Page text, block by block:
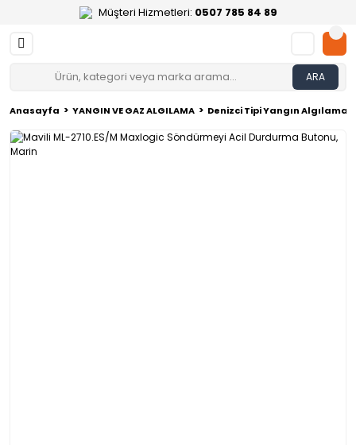
Müşteri Hizmetleri: 0507 785 84 89
ARA
Anasayfa YANGIN VE GAZ ALGILAMA Denizci Tipi Yangın Algılama